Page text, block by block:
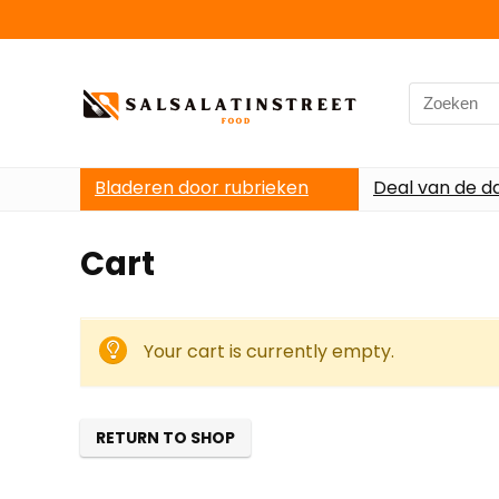
Search
for:
Bladeren door rubrieken Deal van de
Cart
Your cart is currently empty.
RETURN TO SHOP